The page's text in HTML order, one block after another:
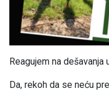
Reagujem na dešavanja
Da, rekoh da se neću